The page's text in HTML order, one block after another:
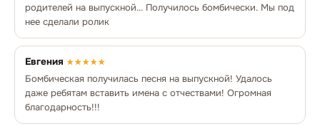
родителей на выпускной... Получилось бомбически. Мы под
нее сделали ролик
Евгения ★★★★★
Бомбическая получилась песня на выпускной! Удалось
даже ребятам вставить имена с отчествами! Огромная
благодарность!!!